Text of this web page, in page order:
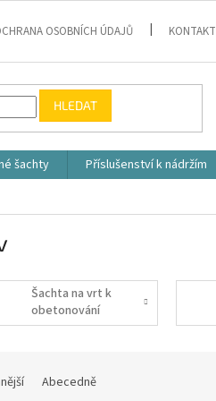
OSOBNÍCH ÚDAJŮ KONTAKT
HLEDAT
šachty Příslušenství k nádržím
Šachta na vrt k
obetonování
Abecedně